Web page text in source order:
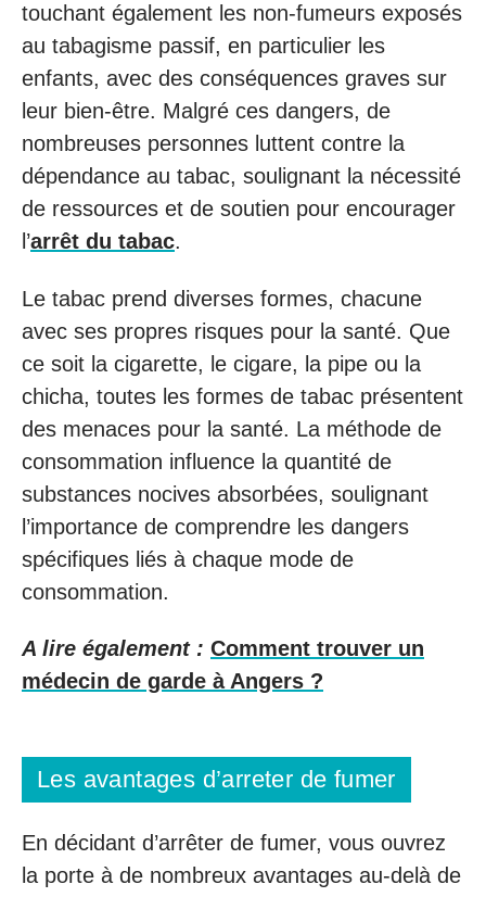
touchant également les non-fumeurs exposés
au tabagisme passif, en particulier les
enfants, avec des conséquences graves sur
leur bien-être. Malgré ces dangers, de
nombreuses personnes luttent contre la
dépendance au tabac, soulignant la nécessité
de ressources et de soutien pour encourager
l’arrêt du tabac.
Le tabac prend diverses formes, chacune
avec ses propres risques pour la santé. Que
ce soit la cigarette, le cigare, la pipe ou la
chicha, toutes les formes de tabac présentent
des menaces pour la santé. La méthode de
consommation influence la quantité de
substances nocives absorbées, soulignant
l’importance de comprendre les dangers
spécifiques liés à chaque mode de
consommation.
A lire également : Comment trouver un
médecin de garde à Angers ?
Les avantages d’arreter de fumer
En décidant d’arrêter de fumer, vous ouvrez
la porte à de nombreux avantages au-delà de